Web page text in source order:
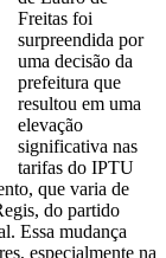
Freitas foi
surpreendida por
uma decisão da
prefeitura que
resultou em uma
elevação
significativa nas
tarifas do IPTU
que varia de
do partido
Essa mudança
especialmente na